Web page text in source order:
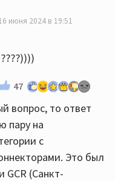
июня 2024 в 19:51
47
вопрос, то ответ
пару на
с
Это был
GCR (Санкт-